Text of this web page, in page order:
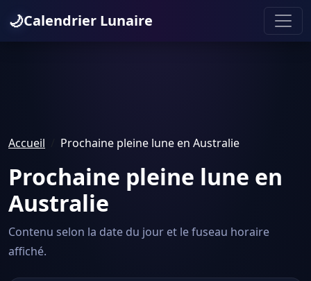
🌙Calendrier Lunaire
Accueil Prochaine pleine lune en Australie
Prochaine pleine lune en
Australie
Contenu selon la date du jour et le fuseau horaire
affiché.